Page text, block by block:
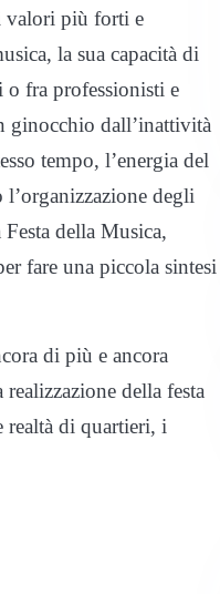
valori più forti e
la sua capacità di
o fra professionisti e
ginocchio dall’inattività
tempo, l’energia del
degli
della Musica,
fare una piccola sintesi
di più e ancora
della festa
realtà di quartieri, i